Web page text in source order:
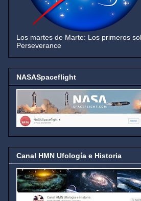
Los martes de Marte: Los primeros
Perseverance
NASASpaceflight
Canal HMN Ufología e Historia